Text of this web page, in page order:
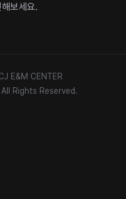
보세요.
E&M CENTER
Rights Reserved.